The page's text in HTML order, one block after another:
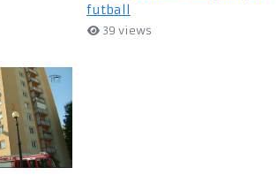
futball
39 views